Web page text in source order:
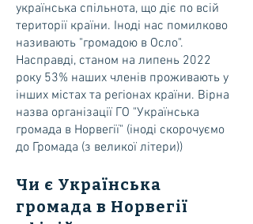
українська спільнота, що діє по всій
території країни. Іноді нас помилково
називають "громадою в Осло".
Насправді, станом на липень 2022
року 53% наших членів проживають у
інших містах та регіонах країни. Вірна
назва організації ГО "Українська
громада в Норвегії" (іноді скорочуємо
до Громада (з великої літери))
Чи є Українська
громада в Норвегії